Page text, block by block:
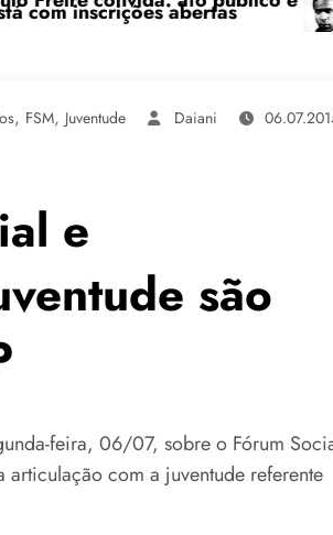
, FSM, Juventude Daiani
e
são
feira, 06/07, sobre o Fórum
com a juventude referente